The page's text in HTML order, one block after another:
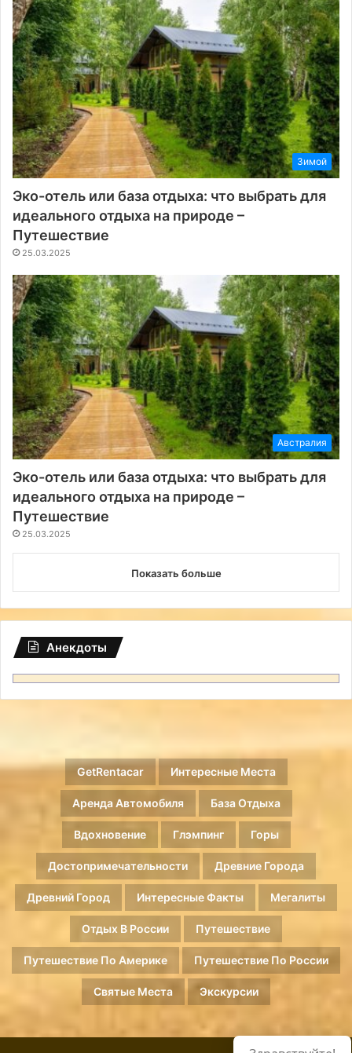
Зимой
Эко-отель или база отдыха: что выбрать для
идеального отдыха на природе –
Путешествие
25.03.2025
Австралия
Эко-отель или база отдыха: что выбрать для
идеального отдыха на природе –
Путешествие
25.03.2025
Показать больше
Анекдоты
GetRentacar Интересные Места
Аренда Автомобиля База Отдыха
Вдохновение Глэмпинг Горы
Достопримечательности Древние Города
Древний Город Интересные Факты Мегалиты
Отдых В России Путешествие
Путешествие По Америке Путешествие По России
Святые Места Экскурсии